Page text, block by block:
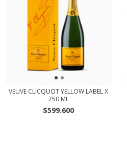
VEUVE CLICQUOT YELLOW LABEL X
750 ML
$599.600